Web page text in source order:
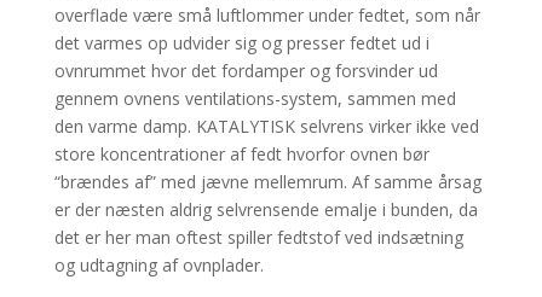
overflade være små luftlommer under fedtet, som når
det varmes op udvider sig og presser fedtet ud i
ovnrummet hvor det fordamper og forsvinder ud
gennem ovnens ventilations-system, sammen med
den varme damp. KATALYTISK selvrens virker ikke ved
store koncentrationer af fedt hvorfor ovnen bør
“brændes af” med jævne mellemrum. Af samme årsag
er der næsten aldrig selvrensende emalje i bunden, da
det er her man oftest spiller fedtstof ved indsætning
og udtagning af ovnplader.